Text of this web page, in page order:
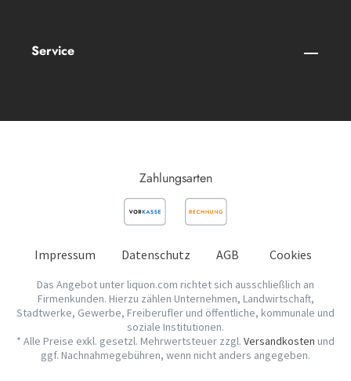
Service
Zahlungsarten
Impressum Datenschutz AGB Cookies
Das Angebot unter liquon.com richtet sich ausschließlich an
Firmenkunden. Hierzu zählen Unternehmen, Landwirtschaft,
Stadtwerke, Gewerbe, Freiberufler und öffentliche, kommunale und
soziale Institutionen.
* Alle Preise exkl. gesetzl. Mehrwertsteuer zzgl. Versandkosten und
ggf. Nachnahmegebühren, wenn nicht anders angegeben.